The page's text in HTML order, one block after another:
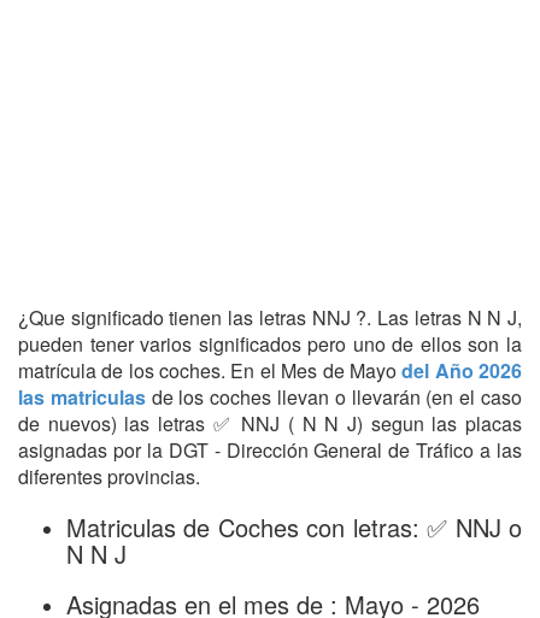
¿Que significado tienen las letras NNJ ?. Las letras N N J,
pueden tener varios significados pero uno de ellos son la
matrícula de los coches. En el Mes de Mayodel Año 2026
las matriculas de los coches llevan o llevarán (en el caso
de nuevos) las letras ✅ NNJ ( N N J) segun las placas
asignadas por la DGT - Dirección General de Tráfico a las
diferentes provincias.
Matriculas de Coches con letras: ✅ NNJ o
N N J
Asignadas en el mes de : Mayo - 2026